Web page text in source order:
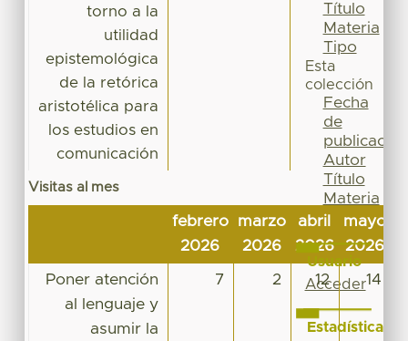
torno a la
utilidad
epistemológica
de la retórica
aristotélica para
los estudios en
comunicación
Visitas al mes
febrero
2026
marzo
2026
abril
2026
mayo
2026
Poner atención
al lenguaje y
asumir la
7 2 12 14
Título
Materia
Tipo
Esta
colección
Fecha
de
publicación
Autor
Título
Materia
Tipo
Usuario
Acceder
Estadísticas